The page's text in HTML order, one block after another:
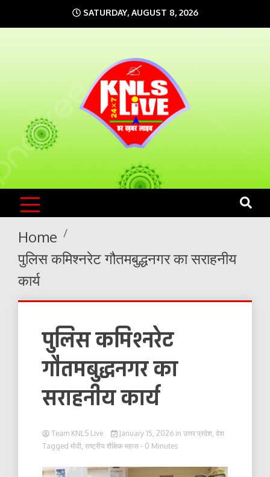
to
SATURDAY, AUGUST 8, 2026
KNLS LIVE
India`s No.1 News Portal
Home
पुलिस कमिश्नरेट गौतमबुद्धनगर का सराहनीय
कार्य
पुलिस कमिश्नरेट
गौतमबुद्धनगर का
सराहनीय कार्य
Team KNLS Live January 15, 2026 in उत्तर प्रदेश, देश
Tagged मोदी, राष्ट्रीय शैक्षिक महास - 0 Minutes